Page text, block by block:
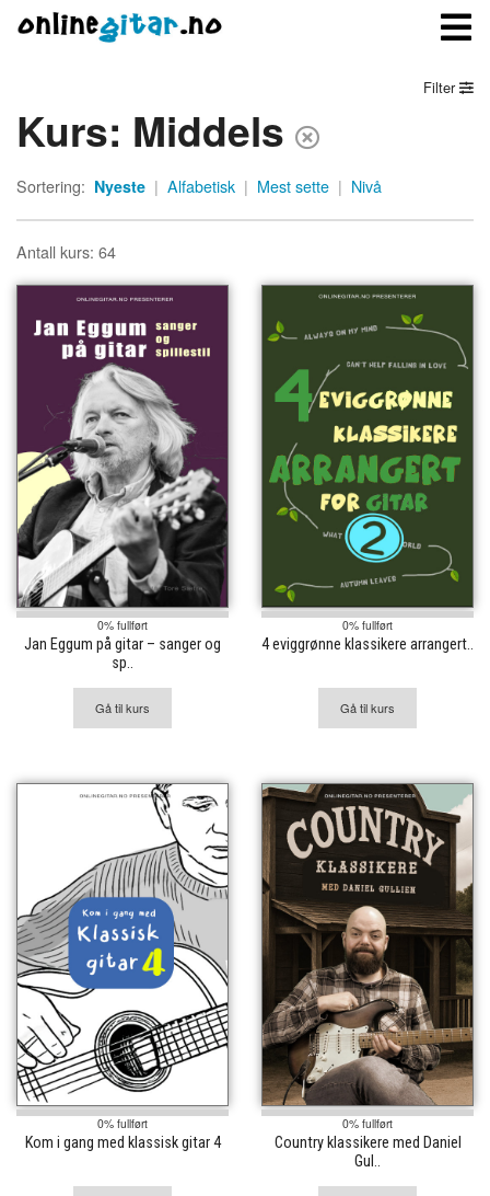
Meny
Logg inn
Kontakt oss
Om onlinegitar.no
Filter
Kurs: Middels
Sortering: Nyeste | Alfabetisk | Mest sette | Nivå
Antall kurs: 64
0% fullført
Jan Eggum på gitar – sanger og
sp..
Gå til kurs
0% fullført
4 eviggrønne klassikere arrangert..
Gå til kurs
0% fullført
Kom i gang med klassisk gitar 4
0% fullført
Country klassikere med Daniel
Gul..